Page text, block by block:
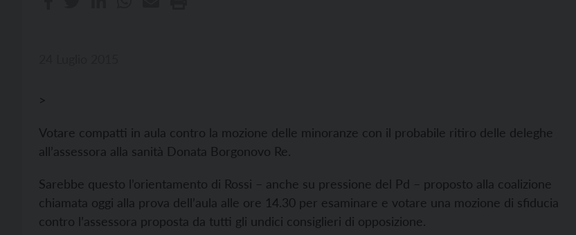
>
Votare compatti in aula contro la mozione delle minoranze con il probabile ritiro delle deleghe
all’assessora alla sanità Donata Borgonovo Re.
Sarebbe questo l’orientamento di Rossi – anche su pressione del Pd – proposto alla coalizione
chiamata oggi alla prova dell’aula alle ore 14.30 per esaminare e votare una mozione di sfiducia
contro l’assessora proposta da tutti gli undici consiglieri di opposizione.